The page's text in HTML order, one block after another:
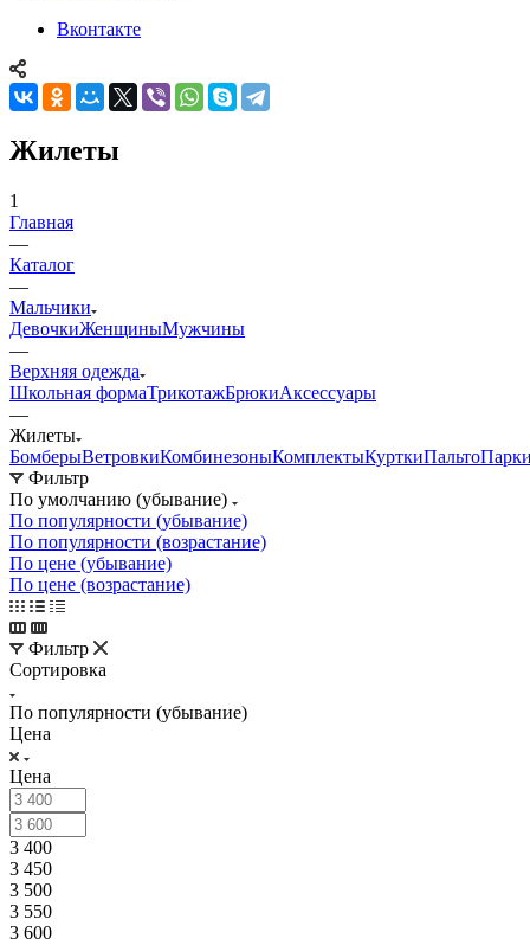
Вконтакте
Жилеты
1
Главная
—
Каталог
—
Мальчики
ДевочкиЖенщиныМужчины
—
Верхняя одежда
Школьная формаТрикотажБрюкиАксессуары
—
Жилеты
БомберыВетровкиКомбинезоныКомплектыКурткиПальто
Фильтр
По умолчанию (убывание)
По популярности (убывание)
По популярности (возрастание)
По цене (убывание)
По цене (возрастание)
Фильтр
Сортировка
По популярности (убывание)
Цена
Цена
3 400
3 450
3 500
3 550
3 600